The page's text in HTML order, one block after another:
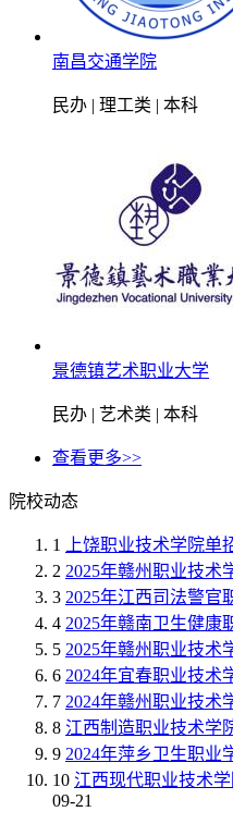
南昌交通学院
民办 | 理工类 | 本科
景德镇艺术职业大学
民办 | 艺术类 | 本科
查看更多>>
院校动态
1 上饶职业技术学院单
2 2025年赣州职业技术
3 2025年江西司法警官
4 2025年赣南卫生健康
5 2025年赣州职业技术
6 2024年宜春职业技术
7 2024年赣州职业技术
8 江西制造职业技术学
9 2024年萍乡卫生职业
10 江西现代职业技术
09-21